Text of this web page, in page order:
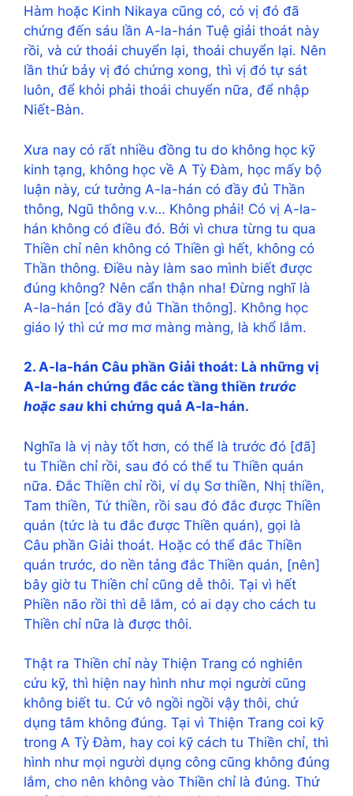
Hàm hoặc Kinh Nikaya cũng có, có vị đó đã
chứng đến sáu lần A-la-hán Tuệ giải thoát này
rồi, và cứ thoái chuyển lại, thoái chuyển lại. Nên
lần thứ bảy vị đó chứng xong, thì vị đó tự sát
luôn, để khỏi phải thoái chuyển nữa, để nhập
Niết-Bàn.
Xưa nay có rất nhiều đồng tu do không học kỹ
kinh tạng, không học về A Tỳ Đàm, học mấy bộ
luận này, cứ tưởng A-la-hán có đầy đủ Thần
thông, Ngũ thông v.v… Không phải! Có vị A-la-
hán không có điều đó. Bởi vì chưa từng tu qua
Thiền chỉ nên không có Thiền gì hết, không có
Thần thông. Điều này làm sao mình biết được
đúng không? Nên cẩn thận nha! Đừng nghĩ là
A-la-hán [có đầy đủ Thần thông]. Không học
giáo lý thì cứ mơ mơ màng màng, là khổ lắm.
2. A-la-hán Câu phần Giải thoát: Là những vị
A-la-hán chứng đắc các tầng thiền trước
hoặc sau khi chứng quả A-la-hán.
Nghĩa là vị này tốt hơn, có thể là trước đó [đã]
tu Thiền chỉ rồi, sau đó có thể tu Thiền quán
nữa. Đắc Thiền chỉ rồi, ví dụ Sơ thiền, Nhị thiền,
Tam thiền, Tứ thiền, rồi sau đó đắc được Thiền
quán (tức là tu đắc được Thiền quán), gọi là
Câu phần Giải thoát. Hoặc có thể đắc Thiền
quán trước, do nền tảng đắc Thiền quán, [nên]
bây giờ tu Thiền chỉ cũng dễ thôi. Tại vì hết
Phiền não rồi thì dễ lắm, có ai dạy cho cách tu
Thiền chỉ nữa là được thôi.
Thật ra Thiền chỉ này Thiện Trang có nghiên
cứu kỹ, thì hiện nay hình như mọi người cũng
không biết tu. Cứ vô ngồi ngồi vậy thôi, chứ
dụng tâm không đúng. Tại vì Thiện Trang coi kỹ
trong A Tỳ Đàm, hay coi kỹ cách tu Thiền chỉ, thì
hình như mọi người dụng công cũng không đúng
lắm, cho nên không vào Thiền chỉ là đúng. Thứ